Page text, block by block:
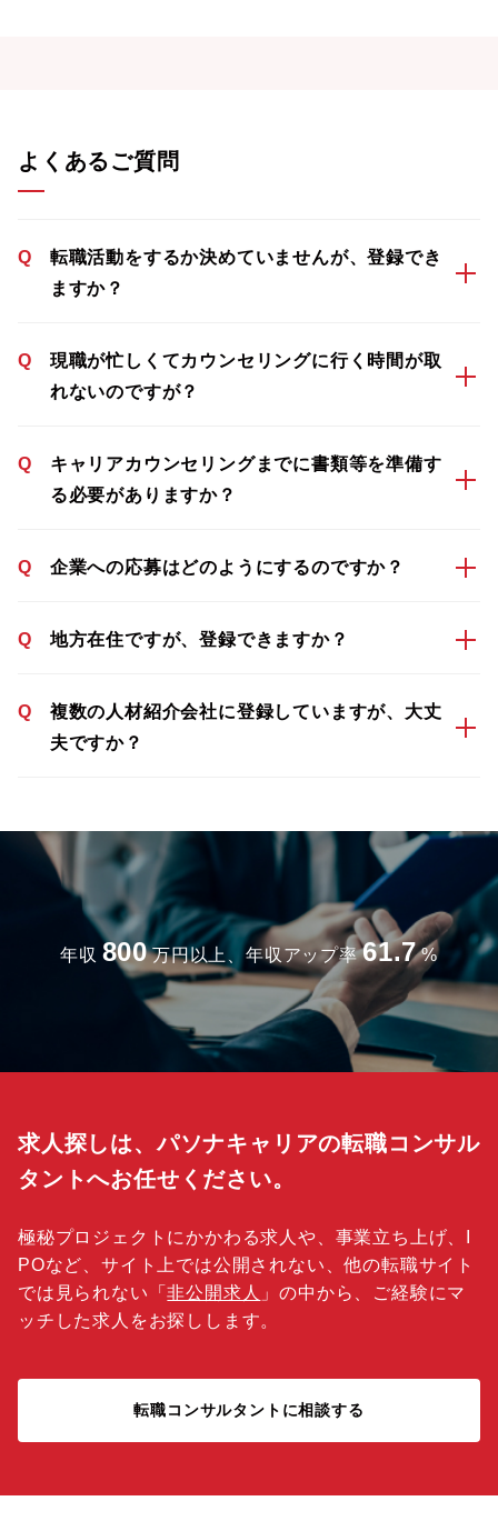
よくあるご質問
Q
転職活動をするか決めていませんが、登録でき
ますか？
Q
現職が忙しくてカウンセリングに行く時間が取
れないのですが？
Q
キャリアカウンセリングまでに書類等を準備す
る必要がありますか？
Q 企業への応募はどのようにするのですか？
Q 地方在住ですが、登録できますか？
Q
複数の人材紹介会社に登録していますが、大丈
夫ですか？
年収 800 万円以上、年収アップ率 61.7 %
求人探しは、パソナキャリアの転職コンサル
タントへお任せください。
極秘プロジェクトにかかわる求人や、事業立ち上げ、I
POなど、サイト上では公開されない、他の転職サイト
では見られない「非公開求人 」の中から、ご経験にマ
ッチした求人をお探しします。
転職コンサルタントに相談する